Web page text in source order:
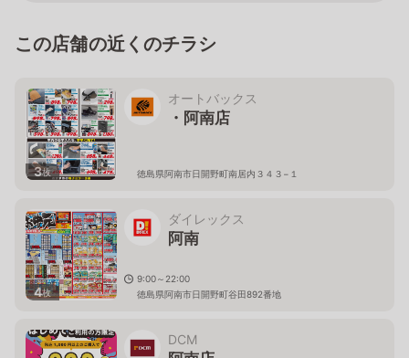
この店舗の近くのチラシ
3枚
オートバックス
・阿南店
徳島県阿南市日開野町南居内３４３−１
4枚
ダイレックス
阿南
9:00～22:00
徳島県阿南市日開野町谷田892番地
DCM